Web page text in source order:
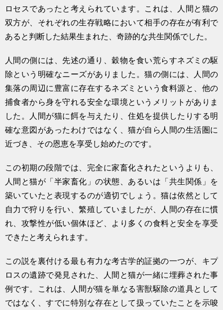
ロセスであったと考えられています。これは、人間と猫の
双方が、それぞれの生存戦略において相手の存在が有利で
あると判断した結果生まれた、奇跡的な共生関係でした。
人間の側には、先述の通り、穀物を食い荒らすネズミの駆
除という明確なニーズがありました。猫の側には、人間の
集落の周辺に豊富に存在するネズミという食料源と、他の
捕食者から身を守れる安全な環境というメリットがありま
した。人間が猫に餌を与えたり、住処を提供したりする明
確な意図があったわけではなく、猫が自ら人間の生活圏に
近づき、その恩恵を享受し始めたのです。
この初期の段階では、完全に家畜化されたというよりも、
人間と猫が「半家畜化」の状態、あるいは「共生関係」を
築いていたと表現するのが適切でしょう。猫は依然として
自力で狩りを行い、繁殖していましたが、人間の存在に慣
れ、攻撃性が低い個体ほど、より多くの食料と安全を享受
できたと考えられます。
この説を裏付ける最も有力な考古学的証拠の一つが、キプ
ロスの遺跡で発見された、人間と猫が一緒に埋葬された事
例です。これは、人間が猫を単なる害獣駆除の道具として
ではなく、すでに特別な存在として扱っていたことを示唆